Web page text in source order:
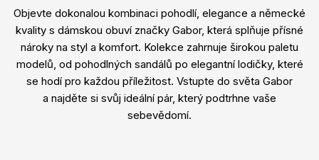
Objevte dokonalou kombinaci pohodlí, elegance a německé
kvality s dámskou obuví značky Gabor, která splňuje přísné
nároky na styl a komfort. Kolekce zahrnuje širokou paletu
modelů, od pohodlných sandálů po elegantní lodičky, které
se hodí pro každou příležitost. Vstupte do světa Gabor
a najděte si svůj ideální pár, který podtrhne vaše
sebevědomí.